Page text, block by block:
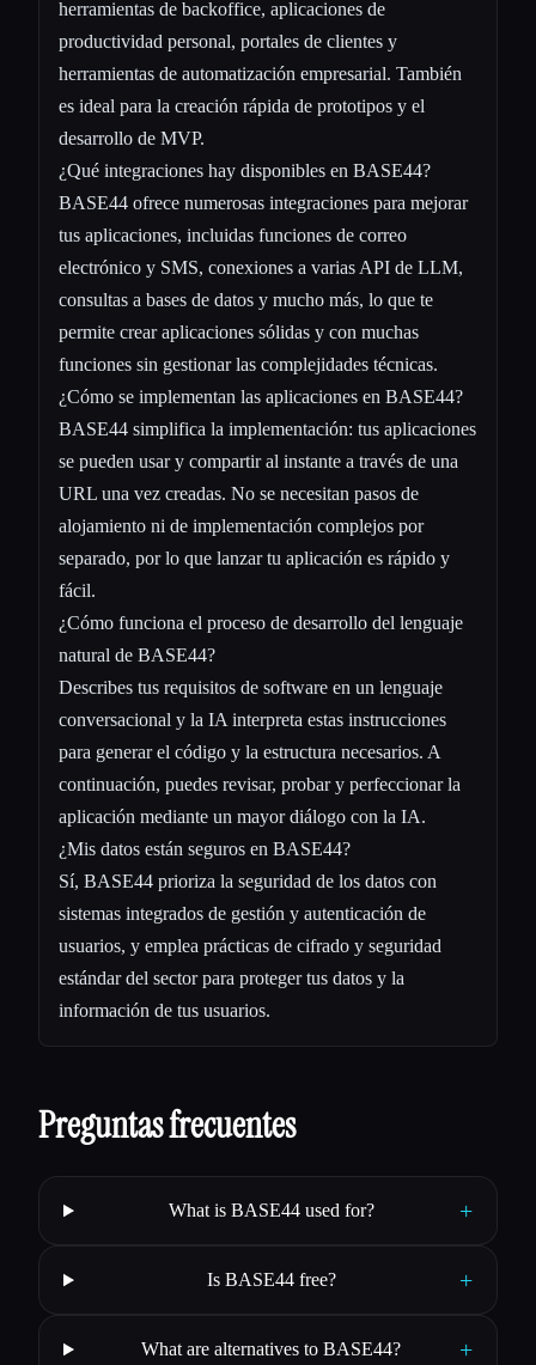
herramientas de backoffice, aplicaciones de
productividad personal, portales de clientes y
herramientas de automatización empresarial. También
es ideal para la creación rápida de prototipos y el
desarrollo de MVP.
¿Qué integraciones hay disponibles en BASE44?
BASE44 ofrece numerosas integraciones para mejorar
tus aplicaciones, incluidas funciones de correo
electrónico y SMS, conexiones a varias API de LLM,
consultas a bases de datos y mucho más, lo que te
permite crear aplicaciones sólidas y con muchas
funciones sin gestionar las complejidades técnicas.
¿Cómo se implementan las aplicaciones en BASE44?
BASE44 simplifica la implementación: tus aplicaciones
se pueden usar y compartir al instante a través de una
URL una vez creadas. No se necesitan pasos de
alojamiento ni de implementación complejos por
separado, por lo que lanzar tu aplicación es rápido y
fácil.
¿Cómo funciona el proceso de desarrollo del lenguaje
natural de BASE44?
Describes tus requisitos de software en un lenguaje
conversacional y la IA interpreta estas instrucciones
para generar el código y la estructura necesarios. A
continuación, puedes revisar, probar y perfeccionar la
aplicación mediante un mayor diálogo con la IA.
¿Mis datos están seguros en BASE44?
Sí, BASE44 prioriza la seguridad de los datos con
sistemas integrados de gestión y autenticación de
usuarios, y emplea prácticas de cifrado y seguridad
estándar del sector para proteger tus datos y la
información de tus usuarios.
Preguntas frecuentes
What is BASE44 used for? +
Is BASE44 free? +
What are alternatives to BASE44? +